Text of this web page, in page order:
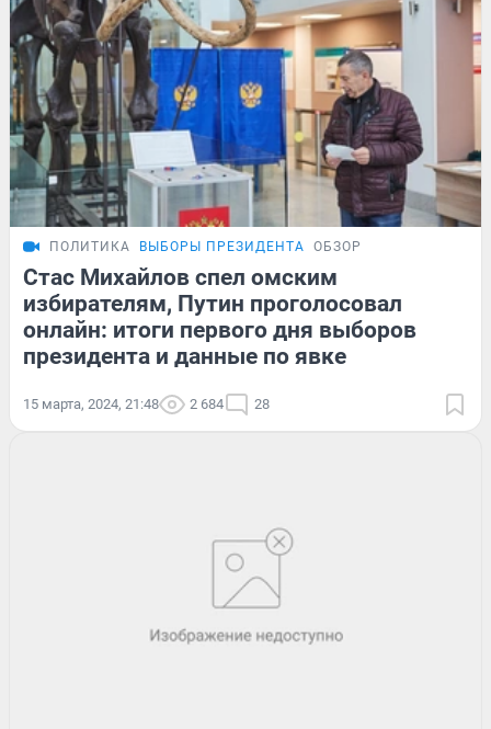
ПОЛИТИКА ВЫБОРЫ ПРЕЗИДЕНТА ОБЗОР
Стас Михайлов спел омским
избирателям, Путин проголосовал
онлайн: итоги первого дня выборов
президента и данные по явке
15 марта, 2024, 21:48 2 684 28